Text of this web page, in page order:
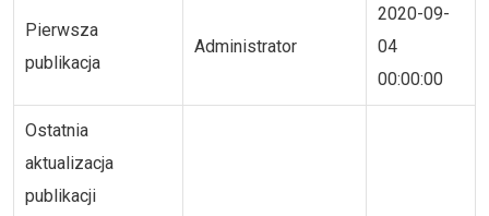
Pierwsza
publikacja
Administrator
2020-09-
04
00:00:00
Ostatnia
aktualizacja
publikacji